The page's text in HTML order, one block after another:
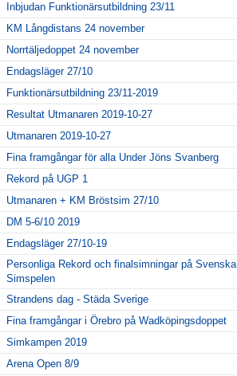
Inbjudan Funktionärsutbildning 23/11
KM Långdistans 24 november
Norrtäljedoppet 24 november
Endagsläger 27/10
Funktionärsutbildning 23/11-2019
Resultat Utmanaren 2019-10-27
Utmanaren 2019-10-27
Fina framgångar för alla Under Jöns Svanberg
Rekord på UGP 1
Utmanaren + KM Bröstsim 27/10
DM 5-6/10 2019
Endagsläger 27/10-19
Personliga Rekord och finalsimningar på Svenska
Simspelen
Strandens dag - Städa Sverige
Fina framgångar i Örebro på Wadköpingsdoppet
Simkampen 2019
Arena Open 8/9